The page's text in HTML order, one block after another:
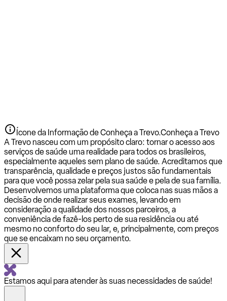
Ícone da Informação de Conheça a Trevo.Conheça a Trevo
A Trevo nasceu com um propósito claro: tornar o acesso aos
serviços de saúde uma realidade para todos os brasileiros,
especialmente aqueles sem plano de saúde. Acreditamos que
transparência, qualidade e preços justos são fundamentais
para que você possa zelar pela sua saúde e pela de sua família.
Desenvolvemos uma plataforma que coloca nas suas mãos a
decisão de onde realizar seus exames, levando em
consideração a qualidade dos nossos parceiros, a
conveniência de fazê-los perto de sua residência ou até
mesmo no conforto do seu lar, e, principalmente, com preços
que se encaixam no seu orçamento.
Estamos aqui para atender às suas necessidades de saúde!